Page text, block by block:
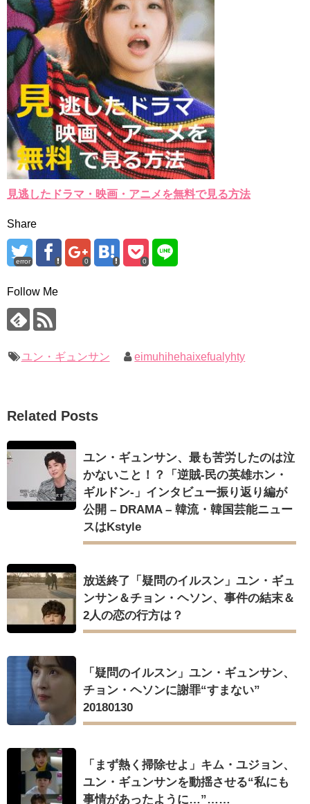
見逃したドラマ・映画・アニメを無料で見る方法
Share
error 0 0
Follow Me
ユン・ギュンサン eimuhihehaixefualyhty
Related Posts
ユン・ギュンサン、最も苦労したのは泣
かないこと！？「逆賊-民の英雄ホン・
ギルドン-」インタビュー振り返り編が
公開 – DRAMA – 韓流・韓国芸能ニュー
スはKstyle
放送終了「疑問のイルスン」ユン・ギュ
ンサン＆チョン・ヘソン、事件の結末＆
2人の恋の行方は？
「疑問のイルスン」ユン・ギュンサン、
チョン・ヘソンに謝罪“すまない”
20180130
「まず熱く掃除せよ」キム・ユジョン、
ユン・ギュンサンを動揺させる“私にも
事情があったように…”……